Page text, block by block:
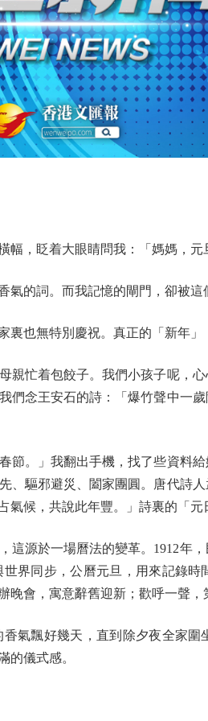
，眨着大眼睛問我：「媽媽，元
詞。而我記憶的閘門，卻被這
無特別慶祝。真正的「新年」
忙着包餃子。我們小孩子呢，心
們念王安石的詩：「爆竹聲中一
。」我翻出手機，找了些資料給
、驅邪避災、闔家團圓。唐代詩
候，共說此年豐。」詩裏的「元
源於一場曆法的變革。1912年，
界同步，公曆元旦，用來記錄
會，寓意辭舊迎新；歡呼一聲，
飄好幾天，直到除夕夜全家圍
的儀式感。